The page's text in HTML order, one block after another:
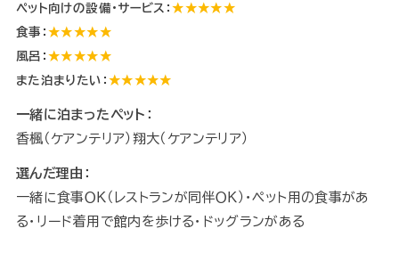
ペット向けの設備・サービス：★★★★★
食事：★★★★★
風呂：★★★★★
また泊まりたい： ★★★★★
一緒に泊まったペット：
香楓（ケアンテリア）翔大（ケアンテリア）
選んだ理由：
一緒に食事ＯＫ（レストランが同伴ＯＫ）・ペット用の食事があ
る・リード着用で館内を歩ける・ドッグランがある